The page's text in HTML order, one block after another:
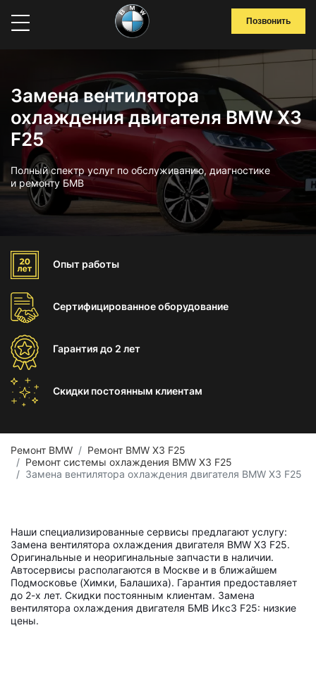
Позвонить
Замена вентилятора
охлаждения двигателя BMW X3
F25
Полный спектр услуг по обслуживанию, диагностике
и ремонту БМВ
Опыт работы
Сертифицированноеоборудование
Гарантиядо 2 лет
Скидки постоянным клиентам
Ремонт BMW
Ремонт BMW X3 F25
Ремонт системы охлаждения BMW X3 F25
Замена вентилятора охлаждения двигателя BMW X3 F25
Наши специализированные сервисы предлагают услугу:
Замена вентилятора охлаждения двигателя BMW X3 F25.
Оригинальные и неоригинальные запчасти в наличии.
Автосервисы располагаются в Москве и в ближайшем
Подмосковье (Химки, Балашиха). Гарантия предоставляет
до 2-х лет. Скидки постоянным клиентам. Замена
вентилятора охлаждения двигателя БМВ Икс3 F25: низкие
цены.